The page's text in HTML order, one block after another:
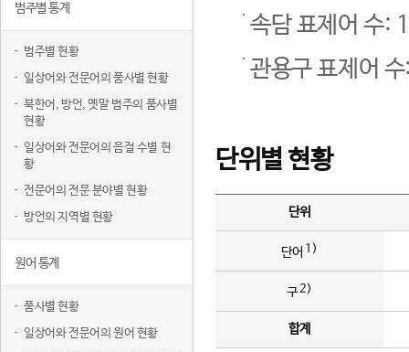
범주별 통계
범주별 현황
일상어와 전문어의 품사별 현황
북한어, 방언, 옛말 범주의 품사별
현황
일상어와 전문어의 음절 수별 현
황
전문어의 전문 분야별 현황
방언의 지역별 현황
원어 통계
품사별 현황
일상어와 전문어의 원어 현황
속담 표제어 수:
관용구 표제어
단위별 현황
단위
단어 1)
구2)
합계